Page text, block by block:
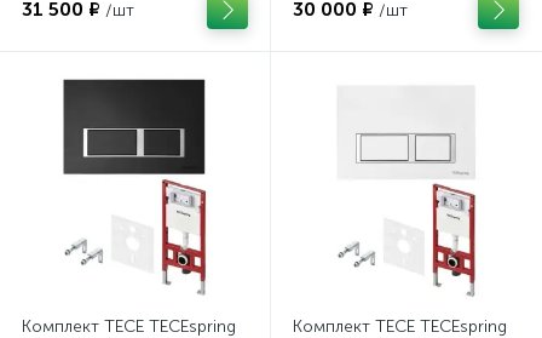
31 500 ₽ /шт 30 000 ₽ /шт
Комплект TECE TECEspring
Комплект TECE TECEspring